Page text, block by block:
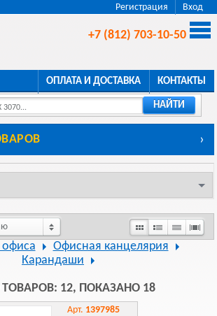
Регистрация Вход
+7 (812) 703-10-50
ОПЛАТА И ДОСТАВКА КОНТАКТЫ
3070... НАЙТИ
›
Офисная канцелярия
Карандаши
ТОВАРОВ: 12, ПОКАЗАНО 18
Арт. 1397985